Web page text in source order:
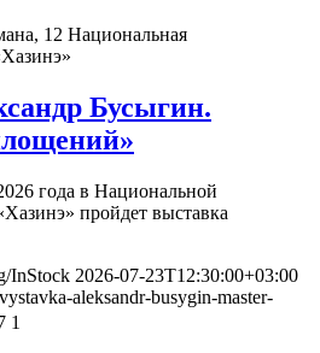
12 Национальная
Бусыгин.
года в Национальной
пройдет выставка
InStock 2026-07-23T12:30:00+03:00
aleksandr-busygin-master-
1